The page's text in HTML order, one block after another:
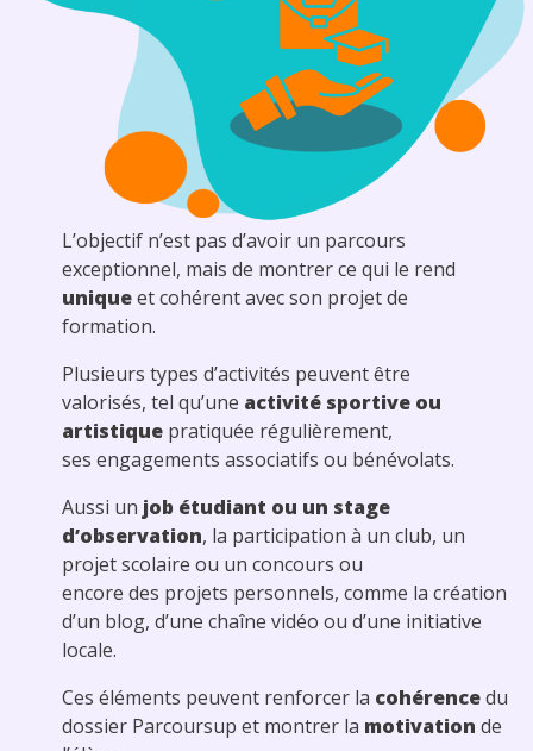
L’objectif n’est pas d’avoir un parcours
exceptionnel, mais de montrer ce qui le rend
uniqueet cohérent avec son projet de
formation.
Plusieurs types d’activités peuvent être
valorisés, tel qu’une activité sportive ou
artistiquepratiquée régulièrement,
ses engagements associatifs ou bénévolats.
Aussi un job étudiant ou un stage
d’observation, la participation à un club, un
projet scolaire ou un concours ou
encore des projets personnels, comme la création
d’un blog, d’une chaîne vidéo ou d’une initiative
locale.
Ces éléments peuvent renforcer la cohérencedu
dossier Parcoursup et montrer la motivation de